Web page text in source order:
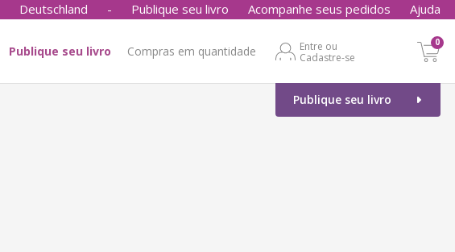
Deutschland - Publique seu livro Acompanhe seus pedidos Ajuda
Publique seu livro Compras em quantidade
Entre ou
Cadastre-se
0
Publique seu livro